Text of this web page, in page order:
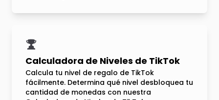
Calculadora de Niveles de TikTok
Calcula tu nivel de regalo de TikTok
fácilmente. Determina qué nivel desbloquea tu
cantidad de monedas con nuestra